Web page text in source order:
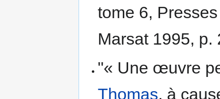
tome 6,
Marsat 1995, p.
"« Une œuvre
Thomas, à